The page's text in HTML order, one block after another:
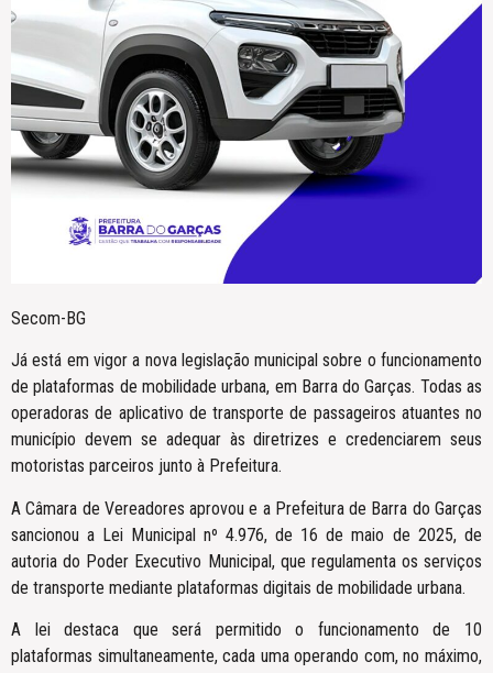
Secom-BG
Já está em vigor a nova legislação municipal sobre o funcionamento
de plataformas de mobilidade urbana, em Barra do Garças. Todas as
operadoras de aplicativo de transporte de passageiros atuantes no
município devem se adequar às diretrizes e credenciarem seus
motoristas parceiros junto à Prefeitura.
A Câmara de Vereadores aprovou e a Prefeitura de Barra do Garças
sancionou a Lei Municipal nº 4.976, de 16 de maio de 2025, de
autoria do Poder Executivo Municipal, que regulamenta os serviços
de transporte mediante plataformas digitais de mobilidade urbana.
A lei destaca que será permitido o funcionamento de 10
plataformas simultaneamente, cada uma operando com, no máximo,